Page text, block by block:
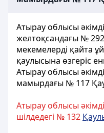
Атырау облысы
желтоқсандағы №
мекемелерді қайта
қаулысына өзгеріс
Атырау облысы
мамырдағы № 117
Атырау облысы
шілдедегі № 132